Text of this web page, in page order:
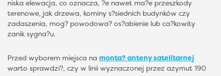
niska elewacja, co oznacza, ?e nawet ma?e przeszkody
terenowe, jak drzewa, kominy s?siednich budynków czy
zadaszenia, mog? powodowa? os?abienie lub ca?kowity
zanik sygna?u.
Przed wyborem miejsca na monta? anteny satelitarnej
warto sprawdzi?, czy w linii wyznaczonej przez azymut 190